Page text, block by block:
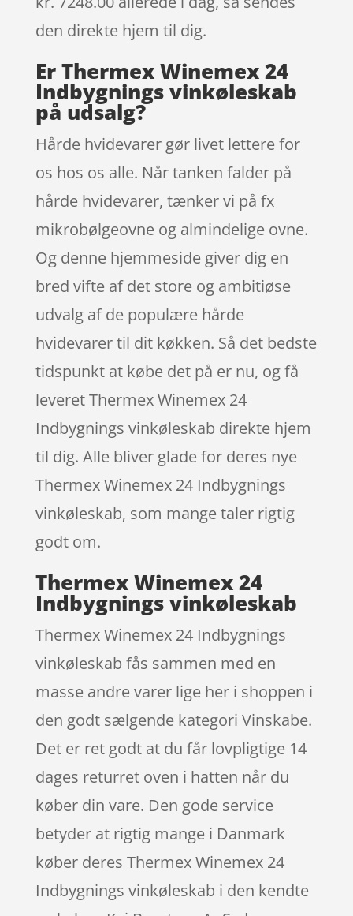
den direkte hjem til dig.
Er Thermex Winemex 24
Indbygnings vinkøleskab
på udsalg?
Hårde hvidevarer gør livet lettere for
os hos os alle. Når tanken falder på
hårde hvidevarer, tænker vi på fx
mikrobølgeovne og almindelige ovne.
Og denne hjemmeside giver dig en
bred vifte af det store og ambitiøse
udvalg af de populære hårde
hvidevarer til dit køkken. Så det bedste
tidspunkt at købe det på er nu, og få
leveret Thermex Winemex 24
Indbygnings vinkøleskab direkte hjem
til dig. Alle bliver glade for deres nye
Thermex Winemex 24 Indbygnings
vinkøleskab, som mange taler rigtig
godt om.
Thermex Winemex 24
Indbygnings vinkøleskab
Thermex Winemex 24 Indbygnings
vinkøleskab fås sammen med en
masse andre varer lige her i shoppen i
den godt sælgende kategori Vinskabe.
Det er ret godt at du får lovpligtige 14
dages returret oven i hatten når du
køber din vare. Den gode service
betyder at rigtig mange i Danmark
køber deres Thermex Winemex 24
Indbygnings vinkøleskab i den kendte